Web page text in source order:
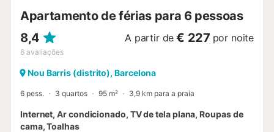
Apartamento de férias para 6 pessoas
8,4
6 avaliações
A partir de € 227 por noite
Nou Barris (distrito), Barcelona
6 pess. 3 quartos 95 m² 3,9 km para a praia
Internet, Ar condicionado, TV de tela plana, Roupas de
cama, Toalhas